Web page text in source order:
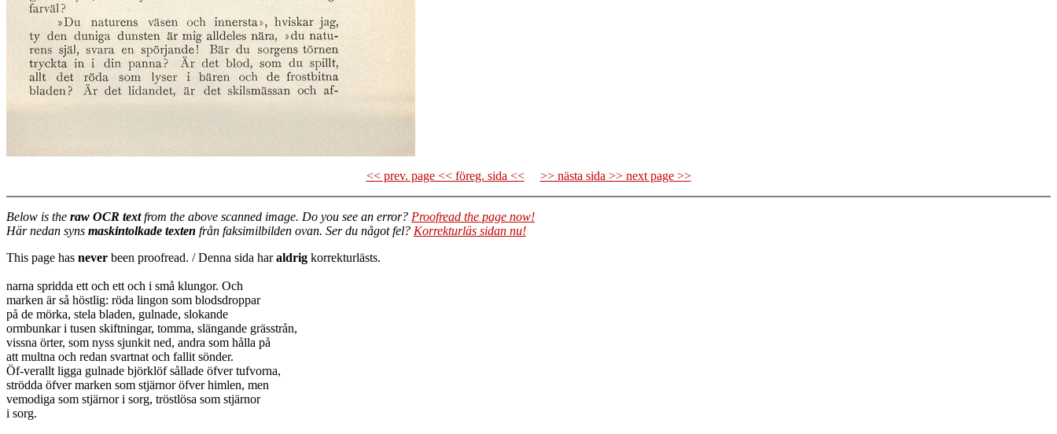
<< prev. page << föreg. sida << >> nästa sida >> next page >>
Below is the raw OCR textfrom the above scanned image. Do you see an error? Proofread the page now!
Här nedan syns maskintolkade texten från faksimilbilden ovan. Ser du något fel? Korrekturläs sidan nu!
This page has never been proofread. / Denna sida haraldrig korrekturlästs.
narna spridda ett och ett och i små klungor. Och
marken är så höstlig: röda lingon som blodsdroppar
på de mörka, stela bladen, gulnade, slokande
ormbunkar i tusen skiftningar, tomma, slängande grässtrån,
vissna örter, som nyss sjunkit ned, andra som hålla på
att multna och redan svartnat och fallit sönder.
Öf-verallt ligga gulnade björklöf sållade öfver tufvorna,
strödda öfver marken som stjärnor öfver himlen, men
vemodiga som stjärnor i sorg, tröstlösa som stjärnor
i sorg.